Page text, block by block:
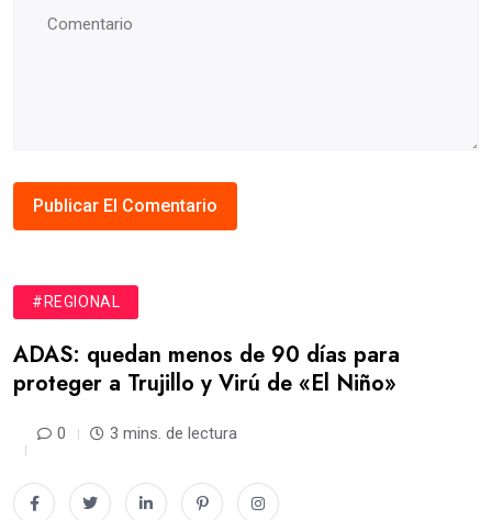
#REGIONAL
ADAS: quedan menos de 90 días para
proteger a Trujillo y Virú de «El Niño»
0 3 mins. de lectura